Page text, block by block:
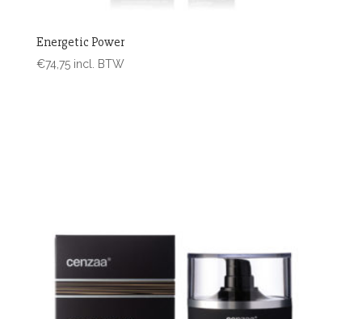
Energetic Power
€74,75 incl. BTW